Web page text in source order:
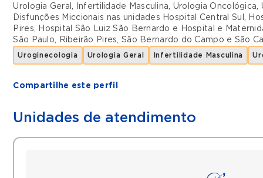
Urologia Geral, Infertilidade Masculina, Urologia Oncológica,
Disfunções Miccionais nas unidades Hospital Central Sul ,
Pires, Hospital São Luiz São Bernardo e
Hospital e
São Paulo, Ribeirão Pires, São Bernardo do Campo e São
Uroginecologia Urologia Geral Infertilidade Masculina
Compartilhe este perfil
Unidades de atendimento